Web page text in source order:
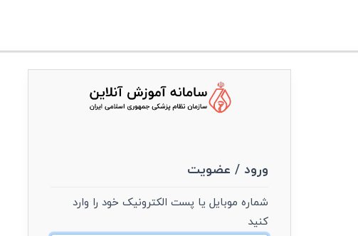
ورود / عضویت
شماره موبایل یا پست الکترونیک خود را وارد
کنید